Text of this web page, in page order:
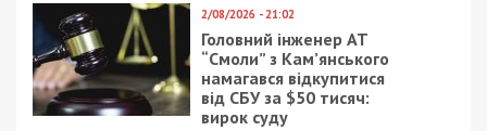
2/08/2026 - 21:02
Головний інженер АТ
“Смоли” з Кам’янського
намагався відкупитися
від СБУ за $50 тисяч:
вирок суду